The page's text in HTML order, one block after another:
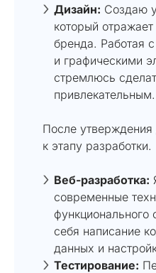
Дизайн: Создаю
который
бренда. Работая
и графическими
стремлюсь
привлекательным.
После
к этапу разработки.
Веб-разработка:
современные
функционального
себя написание
данных и
Тестирование: